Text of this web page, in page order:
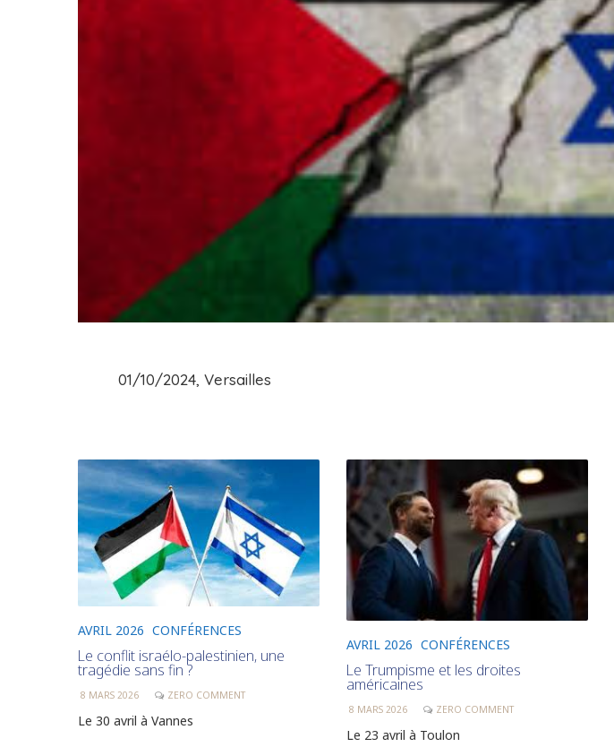
01/10/2024, Versailles
AVRIL 2026 CONFÉRENCES
Le conflit israélo-palestinien, une
tragédie sans fin ?
8 MARS 2026 ZERO COMMENT
Le 30 avril à Vannes
AVRIL 2026 CONFÉRENCES
Le Trumpisme et les droites
américaines
8 MARS 2026 ZERO COMMENT
Le 23 avril à Toulon